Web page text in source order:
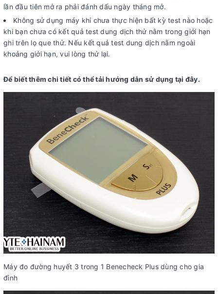
lần đầu tiên mở ra phải đánh dấu ngày tháng mở.
Không sử dụng máy khi chưa thực hiện bất kỳ test nào hoặc
khi bạn chưa có kết quả test dung dịch thử nằm trong giới hạn
ghi trên lọ que thử. Nếu kết quả test dung dịch nằm ngoài
khoảng giới hạn, vui lòng thử lại.
Để biết thêm chi tiết có thể tải hướng dẫn sử dụng tại đây.
Máy đo đường huyết 3 trong 1 Benecheck Plus dùng cho gia
đình